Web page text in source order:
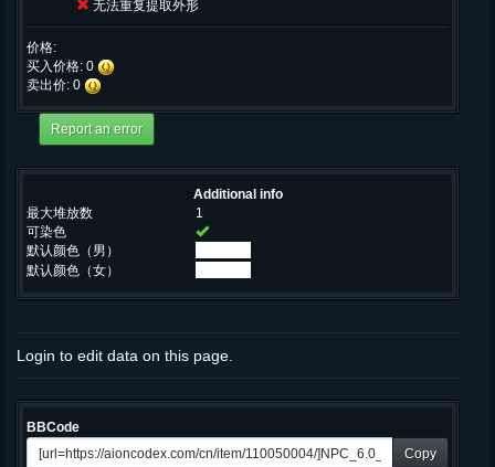
无法重复提取外形
价格:
买入价格: 0
卖出价: 0
Additional info
最大堆放数
1
可染色
默认颜色（男）
默认颜色（女）
Login to edit data on this page.
BBCode
Copy